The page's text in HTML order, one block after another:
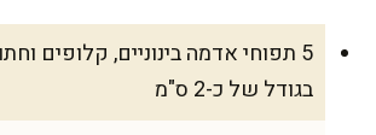
5 תפוחי אדמה בינוניים, קלופים
בגודל של כ-2 ס"מ